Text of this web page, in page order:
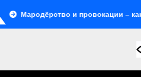
и провокации – как